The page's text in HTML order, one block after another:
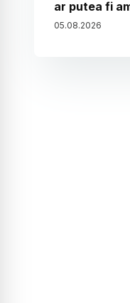
ar putea fi
05.08.2026